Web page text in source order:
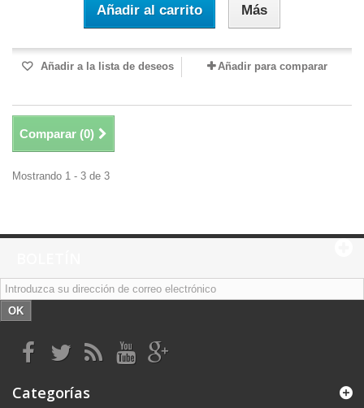
Añadir al carrito Más
Añadir a la lista de deseos Añadir para comparar
Comparar (0)
Mostrando 1 - 3 de 3
OK
Categorías